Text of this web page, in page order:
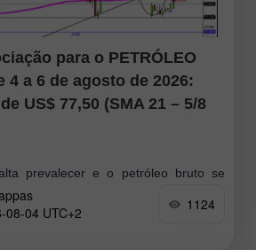
para o PETRÓLEO
4 a 6 de agosto de 2026:
US$ 77,50 (SMA 21 – 5/8
prevalecer e o petróleo bruto se
de US$ 81,25, o cenário poderá
permitindo a continuidade das
08-04 UTC+2
1124